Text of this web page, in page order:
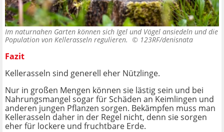
Im naturnahen Garten können sich Igel und Vögel ansiedeln und die
Population von Kellerasseln regulieren. © 123RF/denisnata
Fazit
Kellerasseln sind generell eher Nützlinge.
Nur in großen Mengen können sie lästig sein und bei
Nahrungsmangel sogar für Schäden an Keimlingen und
anderen jungen Pflanzen sorgen. Bekämpfen muss man
Kellerasseln daher in der Regel nicht, denn sie sorgen
eher für lockere und fruchtbare Erde.